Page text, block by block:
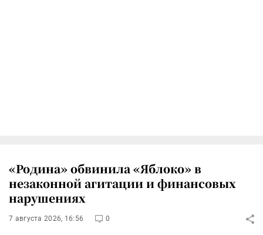
«Родина» обвинила «Яблоко» в
незаконной агитации и финансовых
нарушениях
7 августа 2026, 16:56 0